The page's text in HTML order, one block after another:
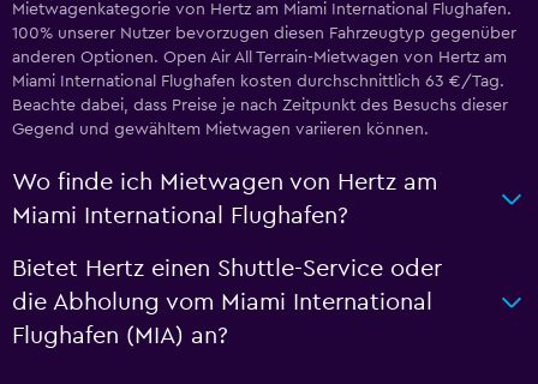
Mietwagenkategorie von Hertz am Miami International Flughafen.
100% unserer Nutzer bevorzugen diesen Fahrzeugtyp gegenüber
anderen Optionen. Open Air All Terrain-Mietwagen von Hertz am
Miami International Flughafen kosten durchschnittlich 63 €/Tag.
Beachte dabei, dass Preise je nach Zeitpunkt des Besuchs dieser
Gegend und gewähltem Mietwagen variieren können.
Wo finde ich Mietwagen von Hertz am
Miami International Flughafen?
Bietet Hertz einen Shuttle-Service oder
die Abholung vom Miami International
Flughafen (MIA) an?